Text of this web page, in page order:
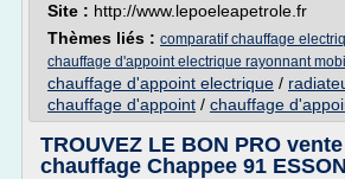
Site : http://www.lepoeleapetrole.fr
Thèmes liés : comparatif chauffage
chauffage d'appoint electrique rayonnant
chauffage d'appoint electrique /
chauffage d'appoint / chauffage
TROUVEZ LE BON PRO
chauffage Chappee 91